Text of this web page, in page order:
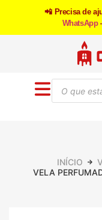
📲 Precisa de
WhatsApp
INÍCIO
VELA